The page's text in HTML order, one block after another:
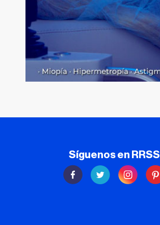
Síguenos en RRSS